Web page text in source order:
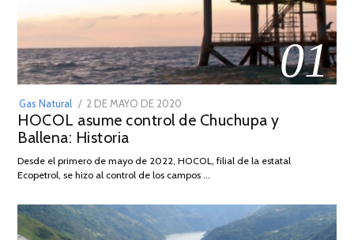
01
Gas Natural
POSTED
ON
2 DE MAYO DE 2020
DE
2026
HOCOL asume control de Chuchupa y
Ballena: Historia
Desde el primero de mayo de 2022, HOCOL, filial de la estatal
Ecopetrol, se hizo al control de los campos …